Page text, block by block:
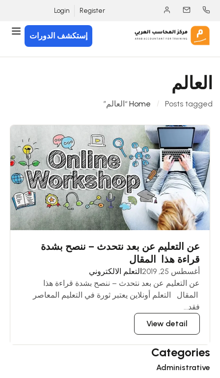
Register
Login
إستكشف الدورات
العالم
Home Posts tagged “العالم”
عن التعليم عن بعد نتحدث – ننصح بشدة
قراءة هذا المقال
أغسطس 25, 2019
التعلم الالكتروني
عن التعليم عن بعد نتحدث – ننصح بشدة قراءة هذا
المقال التعلم أونلاين يعتبر ثورة في التعليم المعاصر
فقد...
View detail
Categories
Administrative